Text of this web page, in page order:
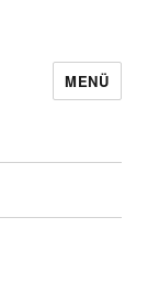
MENÜ